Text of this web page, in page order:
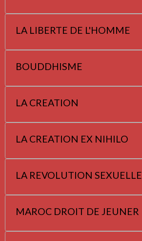
LA LIBERTE DE L'HOMME
BOUDDHISME
LA CREATION
LA CREATION EX NIHILO
LA REVOLUTION SEXUELLE
MAROC DROIT DE JEUNER